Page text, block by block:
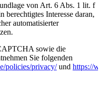
von Art. 6 Abs. 1 lit. f
Interesse daran,
automatisierter
sowie die
Sie folgenden
policies/privacy/und https://